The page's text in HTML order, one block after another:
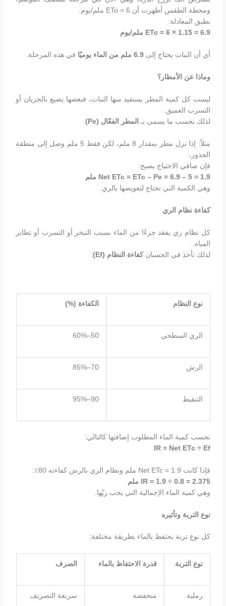
ومحطة الطقس أظهرت أن ETo = 6 ملم/يوم.
نطبق المعادلة:
ETc = 6 × 1.15 = 6.9 ملم/يوم
أي أن النبات يحتاج إلى6.9 ملم من الماء يوميًا في هذه المرحلة.
وماذا عن الأمطار؟
ليست كل كمية المطر يستفيد منها النبات، فبعضها يضيع بالجريان أو
التسرب العميق.
لذلك نحسب ما يسمى بـ المطر الفعّال (Pe)
مثلاً: إذا نزل مطر بمقدار 8 ملم، لكن فقط 5 ملم وصل إلى منطقة
الجذور،
فإن صافي الاحتياج يصبح:
Net ETc = ETc – Pe = 6.9 – 5 = 1.9 ملم
وهي الكمية التي تحتاج لتعويضها بالري.
كفاءة نظام الري
كل نظام ري يفقد جزءًا من الماء بسبب التبخر أو التسرب أو تطاير
المياه.
لذلك نأخذ في الحسبانكفاءة النظام (Ef)
:
نوع النظام الكفاءة (%)
الري السطحي 50–60%
الرش 70–85%
التنقيط 90–95%
نحسب كمية الماء المطلوب إضافتها كالتالي:
IR = Net ETc ÷ Ef
فإذا كانت Net ETc = 1.9 ملم ونظام الري بالرش كفاءته 80٪:
IR = 1.9 ÷ 0.8 = 2.375 ملم
وهي كمية الماء الإجمالية التي يجب ريّها.
نوع التربة وتأثيره
كل نوع تربة يحتفظ بالماء بطريقة مختلفة:
نوع التربة قدرة الاحتفاظ بالماء الصرف
رملية منخفضة سريعة التصريف